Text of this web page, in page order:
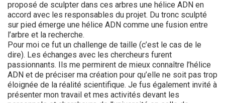
proposé de sculpter dans ces arbres une hélice ADN en
accord avec les responsables du projet. Du tronc sculpté
sur pied émerge une hélice ADN comme une fusion entre
l’arbre et la recherche.
Pour moi ce fut un challenge de taille (c’est le cas de le
dire). Les échanges avec les chercheurs furent
passionnants. Ils me permirent de mieux connaître l’hélice
ADN et de préciser ma création pour qu’elle ne soit pas trop
éloignée de la réalité scientifique. Je fus également invité à
présenter mon travail et mes activités devant les